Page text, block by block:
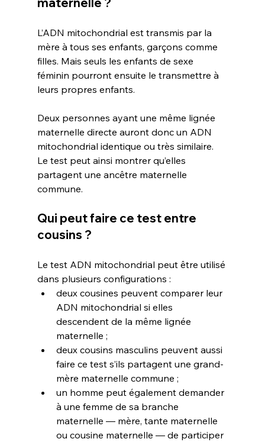
L’ADN mitochondrial est transmis par la
mère à tous ses enfants, garçons comme
filles. Mais seuls les enfants de sexe
féminin pourront ensuite le transmettre à
leurs propres enfants.
Deux personnes ayant une même lignée
maternelle directe auront donc un ADN
mitochondrial identique ou très similaire.
Le test peut ainsi montrer qu’elles
partagent une ancêtre maternelle
commune.
Qui peut faire ce test entre
cousins ?
Le test ADN mitochondrial peut être utilisé
dans plusieurs configurations :
deux cousines peuvent comparer leur
ADN mitochondrial si elles
descendent de la même lignée
maternelle ;
deux cousins masculins peuvent aussi
faire ce test s’ils partagent une grand-
mère maternelle commune ;
un homme peut également demander
à une femme de sa branche
maternelle — mère, tante maternelle
ou cousine maternelle — de participer